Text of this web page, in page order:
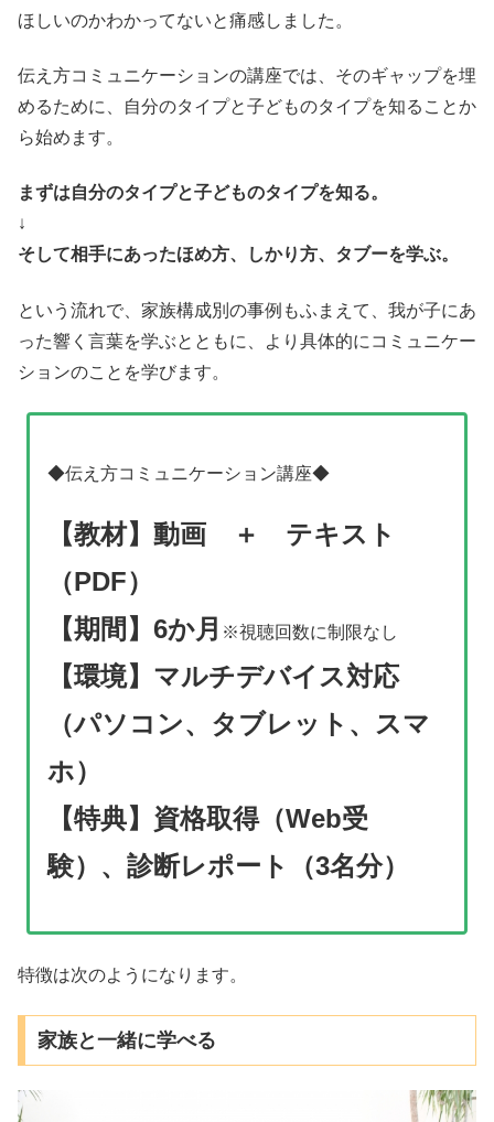
ほしいのかわかってないと痛感しました。
伝え方コミュニケーションの講座では、そのギャップを埋
めるために、自分のタイプと子どものタイプを知ることか
ら始めます。
まずは自分のタイプと子どものタイプを知る。
↓
そして相手にあったほめ方、しかり方、タブーを学ぶ。
という流れで、家族構成別の事例もふまえて、我が子にあ
った響く言葉を学ぶとともに、より具体的にコミュニケー
ションのことを学びます。
◆伝え方コミュニケーション講座◆
【教材】動画 ＋ テキスト
（PDF）
【期間】6か月 ※視聴回数に制限なし
【環境】マルチデバイス対応
（パソコン、タブレット、スマ
ホ）
【特典】資格取得（Web受
験）、診断レポート（3名分）
特徴は次のようになります。
家族と一緒に学べる